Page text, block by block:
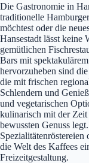
Die Gastronomie in
traditionelle
möchtest oder die
Hansestadt lässt
gemütlichen
Bars mit
hervorzuheben sind
die mit frischen
Schlendern und
und vegetarischen
kulinarisch mit der
bewussten Genuss
die Welt des Kaffees
Freizeitgestaltung.